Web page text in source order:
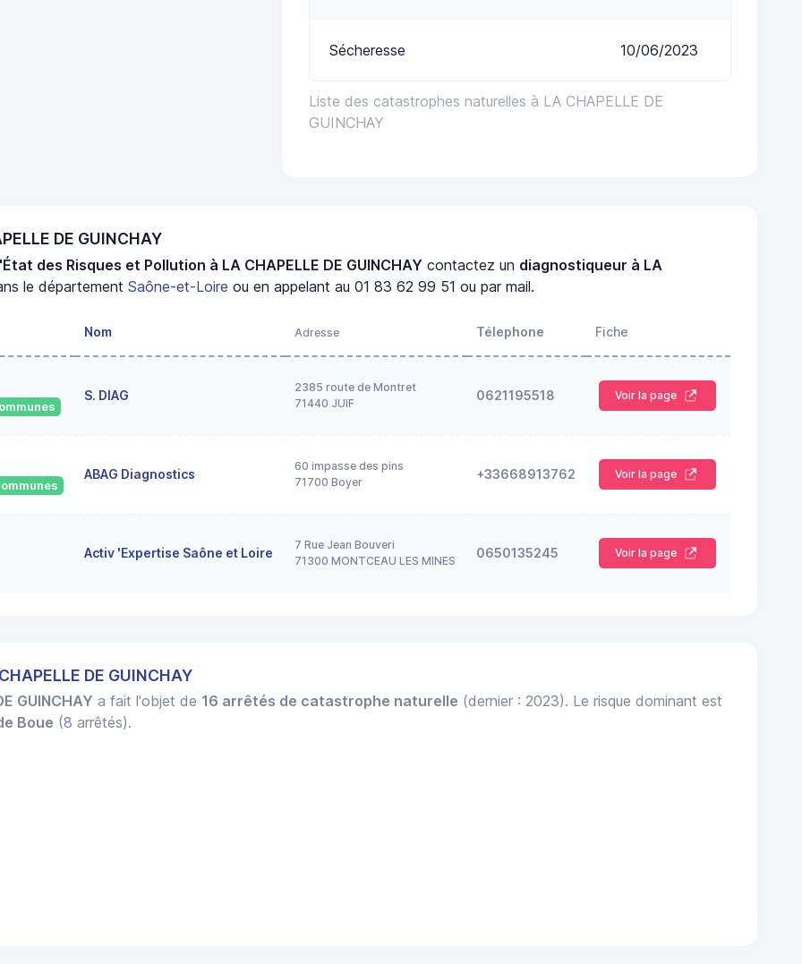
Liste des catastrophes naturelles à LA CHAPELLE DE
GUINCHAY
Sécheresse 10/06/2023
DE GUINCHAY
des Risques et Pollution à LA CHAPELLE DE GUINCHAY contactez un diagnostiqueur à LA
le départementSaône-et-Loire ou en appelant au 01 83 62 99 51 ou par mail.
Nom Adresse Télephone Fiche
S. DIAG
2385 route de Montret
71440 JUIF
0621195518 Voir la page
ABAG Diagnostics
60 impasse des pins
71700 Boyer
+33668913762 Voir la page
Activ 'Expertise Saône et Loire
7 Rue Jean Bouveri
71300 MONTCEAU LES MINES
0650135245 Voir la page
DE GUINCHAY
GUINCHAY a fait l'objet de 16 arrêtés de catastrophe naturelle (dernier : 2023). Le risque dominant est
Boue (8 arrêtés).